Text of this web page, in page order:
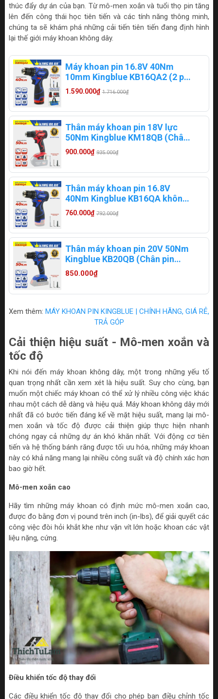
thúc đẩy dự án của bạn. Từ mô-men xoắn và tuổi thọ pin tăng
lên đến công thái học tiên tiến và các tính năng thông minh,
chúng ta sẽ khám phá những cải tiến tiên tiến đang định hình
lại thế giới máy khoan không dây.
Máy khoan pin 16.8V 40Nm
10mm Kingblue KB16QA2 (2 pin
2ampe)
1.590.000₫ 1.716.000₫
Thân máy khoan pin 18V lực
50Nm Kingblue KM18QB (Chân
pin Makita)
900.000₫ 935.000₫
Thân máy khoan pin 16.8V
40Nm Kingblue KB16QA không
chổi than
760.000₫ 792.000₫
Thân máy khoan pin 20V 50Nm
Kingblue KB20QB (Chân pin
Bosch)
850.000₫
Xem thêm: MÁY KHOAN PIN KINGBLUE | CHÍNH HÃNG, GIÁ RẺ,
TRẢ GÓP
Cải thiện hiệu suất - Mô-men xoắn và
tốc độ
Khi nói đến máy khoan không dây, một trong những yếu tố
quan trọng nhất cần xem xét là hiệu suất. Suy cho cùng, bạn
muốn một chiếc máy khoan có thể xử lý nhiều công việc khác
nhau một cách dễ dàng và hiệu quả. Máy khoan không dây mới
nhất đã có bước tiến đáng kể về mặt hiệu suất, mang lại mô-
men xoắn và tốc độ được cải thiện giúp thực hiện nhanh
chóng ngay cả những dự án khó khăn nhất. Với động cơ tiên
tiến và hệ thống bánh răng được tối ưu hóa, những máy khoan
này có khả năng mang lại nhiều công suất và độ chính xác hơn
bao giờ hết.
Mô-men xoắn cao
Hãy tìm những máy khoan có định mức mô-men xoắn cao,
được đo bằng đơn vị pound trên inch (in-lbs), để giải quyết các
công việc đòi hỏi khắt khe như vặn vít lớn hoặc khoan các vật
liệu nặng, cứng.
Điều khiển tốc độ thay đổi
Các điều khiển tốc độ thay đổi cho phép bạn điều chỉnh tốc